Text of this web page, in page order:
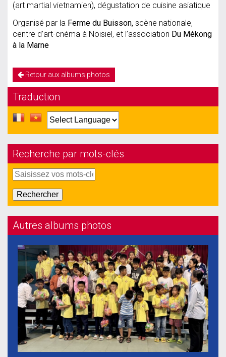
(art martial vietnamien), dégustation de cuisine asiatique
Organisé par la Ferme du Buisson, scène nationale,
centre d’art-cnéma à Noisiel, et l’association Du Mékong
à la Marne
Retour aux albums photos
Traduction
Recherche par mots-clés
Autres albums photos